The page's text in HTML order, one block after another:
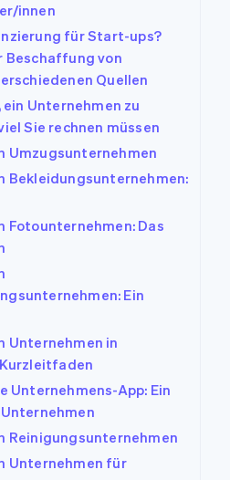
innen
für Start-ups?
Beschaffung von
Quellen
Unternehmen zu
Sie rechnen müssen
Umzugsunternehmen
Bekleidungsunternehmen:
Fotounternehmen: Das
Ein
Unternehmen in
Unternehmens-App: Ein
Reinigungsunternehmen
Unternehmen für